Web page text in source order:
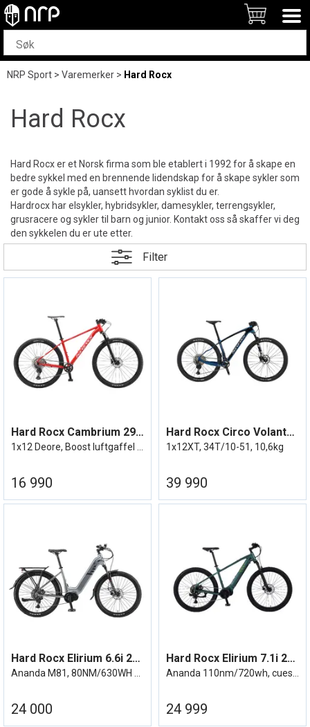
NRP Sport>Varemerker> Hard Rocx
Hard Rocx
Hard Rocx er et Norsk firma som ble etablert i 1992 for å skape en
bedre sykkel med en brennende lidendskap for å skape sykler som
er gode å sykle på, uansett hvordan syklist du er.
Hardrocx har elsykler, hybridsykler, damesykler, terrengsykler,
grusracere og sykler til barn og junior. Kontakt oss så skaffer vi deg
den sykkelen du er ute etter.
Filter
Hard Rocx Cambrium 29'', 26/27
16 990
Hard Rocx Circo Volante 24/25
1x12XT, 34T/10-51, 10,6kg
39 990
Hard Rocx Elirium 6.6i 27R LS Ananda M81
24 000
Hard Rocx Elirium 7.1i 29R
24 999